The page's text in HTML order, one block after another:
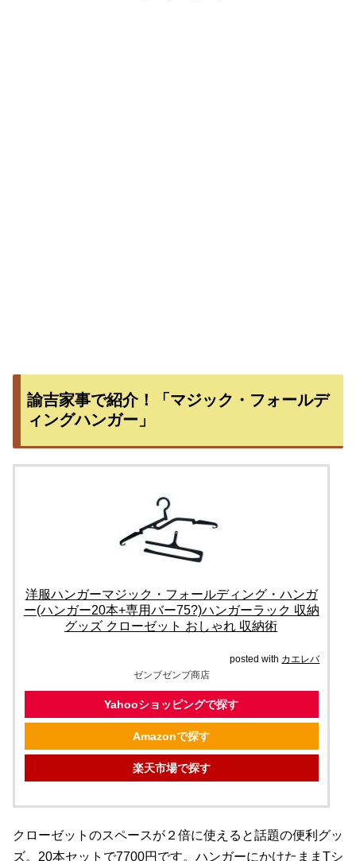
諭吉家事で紹介！「マジック・フォールデ
ィングハンガー」
洋服ハンガーマジック・フォールディング・ハンガ
ー(ハンガー20本+専用バー75?)ハンガーラック 収納
グッズ クローゼット おしゃれ 収納術
posted with カエレバ
ゼンブゼンブ商店
Yahooショッピングで探す
Amazonで探す
楽天市場で探す
クローゼットのスペースが２倍に使えると話題の便利グッ
ズ。20本セットで7700円です。ハンガーにかけたままTシ